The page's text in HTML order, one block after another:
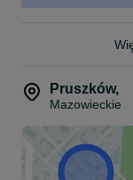
Pruszków,
Mazowieckie